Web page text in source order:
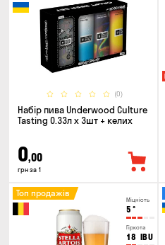
(0)
Набір пива Underwood Culture
Tasting 0.33л x 3шт + келих
0,00
грн за 1
Міцність
5 °
Гіркота
18 IBU
Топ продажів